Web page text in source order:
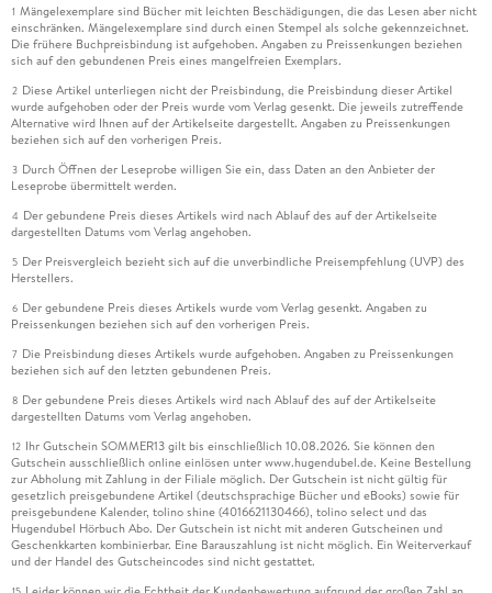
1 Mängelexemplare sind Bücher mit leichten Beschädigungen, die das Lesen aber nicht
einschränken. Mängelexemplare sind durch einen Stempel als solche gekennzeichnet.
Die frühere Buchpreisbindung ist aufgehoben. Angaben zu Preissenkungen beziehen
sich auf den gebundenen Preis eines mangelfreien Exemplars.
2 Diese Artikel unterliegen nicht der Preisbindung, die Preisbindung dieser Artikel
wurde aufgehoben oder der Preis wurde vom Verlag gesenkt. Die jeweils zutreffende
Alternative wird Ihnen auf der Artikelseite dargestellt. Angaben zu Preissenkungen
beziehen sich auf den vorherigen Preis.
3 Durch Öffnen der Leseprobe willigen Sie ein, dass Daten an den Anbieter der
Leseprobe übermittelt werden.
4 Der gebundene Preis dieses Artikels wird nach Ablauf des auf der Artikelseite
dargestellten Datums vom Verlag angehoben.
5 Der Preisvergleich bezieht sich auf die unverbindliche Preisempfehlung (UVP) des
Herstellers.
6 Der gebundene Preis dieses Artikels wurde vom Verlag gesenkt. Angaben zu
Preissenkungen beziehen sich auf den vorherigen Preis.
7 Die Preisbindung dieses Artikels wurde aufgehoben. Angaben zu Preissenkungen
beziehen sich auf den letzten gebundenen Preis.
8 Der gebundene Preis dieses Artikels wird nach Ablauf des auf der Artikelseite
dargestellten Datums vom Verlag angehoben.
12 Ihr Gutschein SOMMER13 gilt bis einschließlich 10.08.2026. Sie können den
Gutschein ausschließlich online einlösen unter www.hugendubel.de. Keine Bestellung
zur Abholung mit Zahlung in der Filiale möglich. Der Gutschein ist nicht gültig für
gesetzlich preisgebundene Artikel (deutschsprachige Bücher und eBooks) sowie für
preisgebundene Kalender, tolino shine (4016621130466), tolino select und das
Hugendubel Hörbuch Abo. Der Gutschein ist nicht mit anderen Gutscheinen und
Geschenkkarten kombinierbar. Eine Barauszahlung ist nicht möglich. Ein Weiterverkauf
und der Handel des Gutscheincodes sind nicht gestattet.